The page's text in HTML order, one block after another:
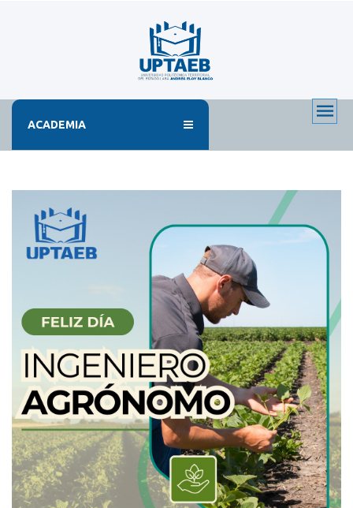
ACADEMIA